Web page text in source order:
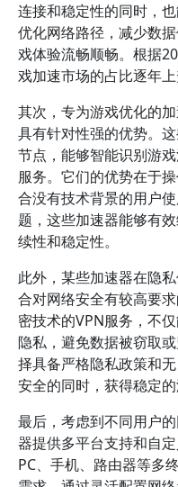
连接和稳定性的同时，
优化网络路径，减少数
戏体验流畅顺畅。根据
戏加速市场的占比逐年
其次，专为游戏优化的
具有针对性强的优势。
节点，能够智能识别游
服务。它们的优势在于
合没有技术背景的用户
题，这些加速器能够有
续性和稳定性。
此外，某些加速器在隐
合对网络安全有较高要
密技术的VPN服务，不
隐私，避免数据被窃取
择具备严格隐私政策和
安全的同时，获得稳定的
最后，考虑到不同用户
器提供多平台支持和自
PC、手机、路由器等多